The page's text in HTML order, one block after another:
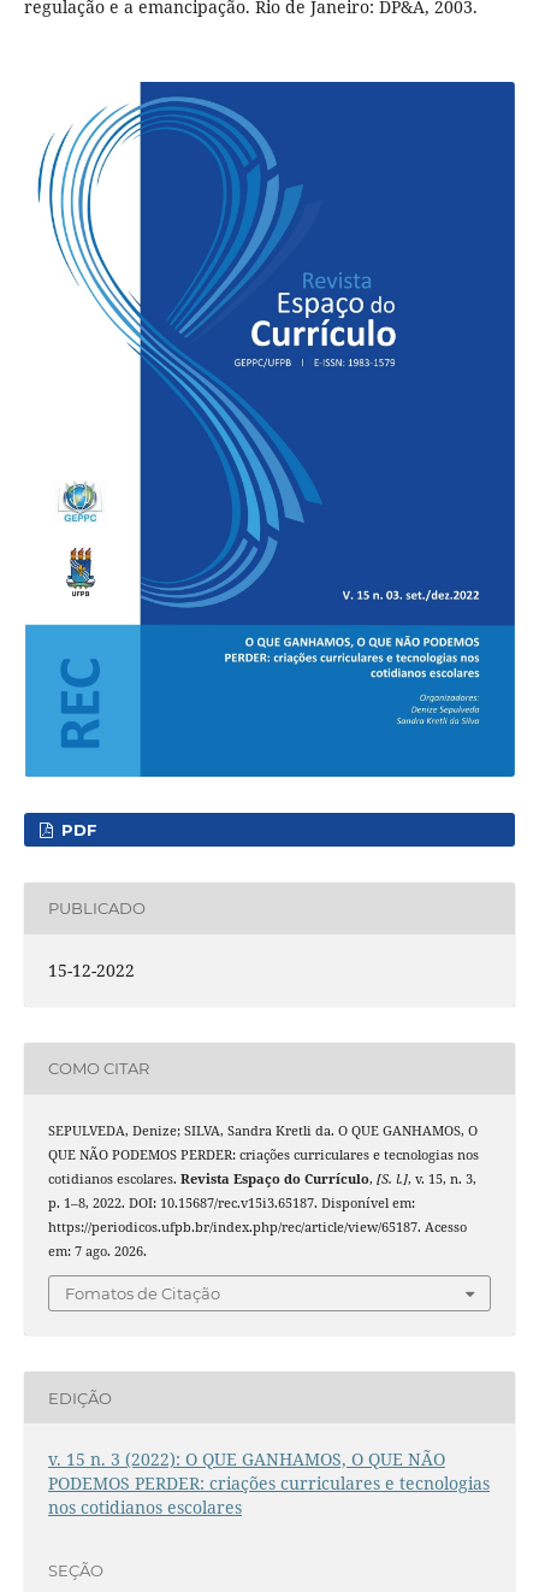
regulação e a emancipação. Rio de Janeiro: DP&A, 2003.
PDF
PUBLICADO
15-12-2022
COMO CITAR
SEPULVEDA, Denize; SILVA, Sandra Kretli da. O QUE GANHAMOS, O
QUE NÃO PODEMOS PERDER: criações curriculares e tecnologias nos
cotidianos escolares. Revista Espaço do Currículo, [S. l.], v. 15, n. 3,
p. 1–8, 2022. DOI: 10.15687/rec.v15i3.65187. Disponível em:
https://periodicos.ufpb.br/index.php/rec/article/view/65187. Acesso
em: 7 ago. 2026.
Fomatos de Citação
EDIÇÃO
v. 15 n. 3 (2022): O QUE GANHAMOS, O QUE NÃO
PODEMOS PERDER: criações curriculares e tecnologias
nos cotidianos escolares
SEÇÃO